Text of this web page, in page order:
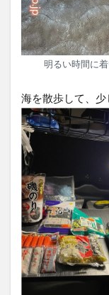
明るい時間に
海を散歩して、少